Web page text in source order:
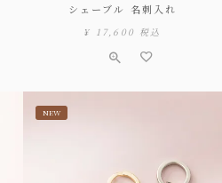
シェーブル 名刺入れ
¥ 17,600 税込
NEW